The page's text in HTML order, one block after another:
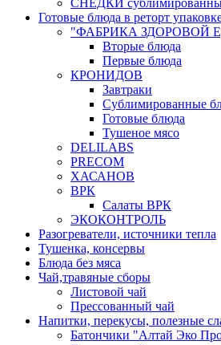
СНЕДКИ
Готовые блюда в реторт
"ФАБРИКА ЗДОРОВОЙ
Вторые блюда
Первые блюда
КРОНИДОВ
Завтраки
Сублимированные
Готовые блюда
Тушеное мясо
DELILABS
PRECOM
ХАСАНОВ
ВРК
Салаты ВРК
ЭКОКОНТРОЛЬ
Разогреватели, источники тепла
Тушенка, консервы
Блюда без мяса
Чай,травяные сборы
Листовой чай
Прессованный чай
Напитки, перекусы, полезные
Батончики "Алтай Эко